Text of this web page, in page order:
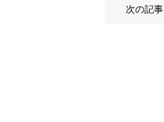
次の記事